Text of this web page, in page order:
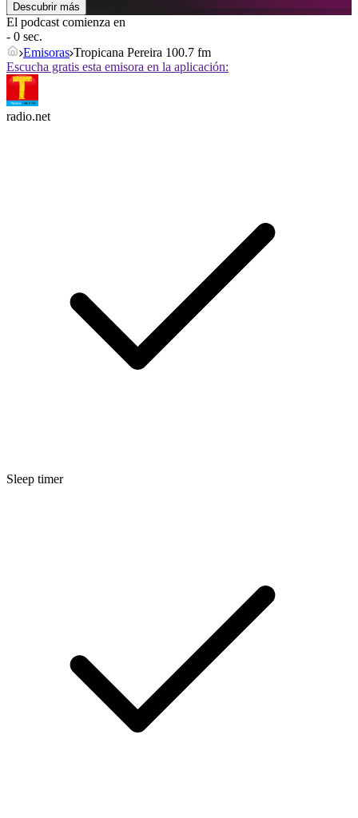
Descubrir más
El podcast comienza en
- 0 sec.
Emisoras Tropicana Pereira 100.7 fm
Escucha gratis esta emisora en la aplicación:
radio.net
Sleep timer